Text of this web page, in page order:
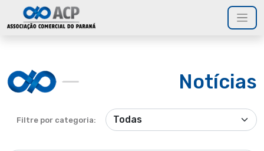
Notícias
Filtre por categoria: